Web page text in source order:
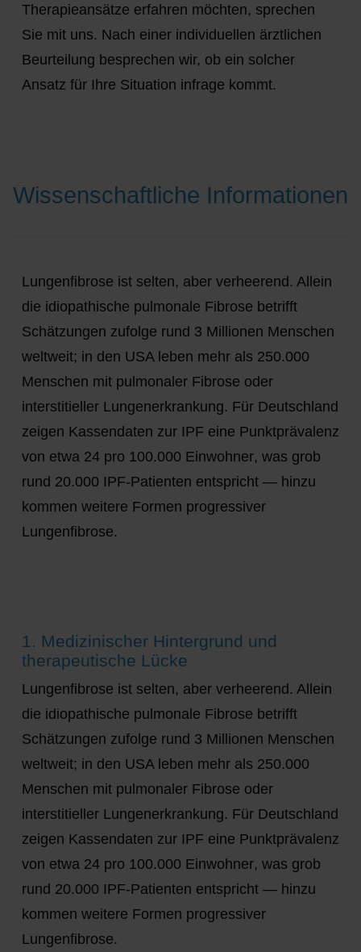
Therapieansätze erfahren möchten, sprechen
Sie mit uns. Nach einer individuellen ärztlichen
Beurteilung besprechen wir, ob ein solcher
Ansatz für Ihre Situation infrage kommt.
Wissenschaftliche Informationen
Lungenfibrose ist selten, aber verheerend. Allein
die idiopathische pulmonale Fibrose betrifft
Schätzungen zufolge rund 3 Millionen Menschen
weltweit; in den USA leben mehr als 250.000
Menschen mit pulmonaler Fibrose oder
interstitieller Lungenerkrankung. Für Deutschland
zeigen Kassendaten zur IPF eine Punktprävalenz
von etwa 24 pro 100.000 Einwohner, was grob
rund 20.000 IPF-Patienten entspricht — hinzu
kommen weitere Formen progressiver
Lungenfibrose.
1. Medizinischer Hintergrund und
therapeutische Lücke
Lungenfibrose ist selten, aber verheerend. Allein
die idiopathische pulmonale Fibrose betrifft
Schätzungen zufolge rund 3 Millionen Menschen
weltweit; in den USA leben mehr als 250.000
Menschen mit pulmonaler Fibrose oder
interstitieller Lungenerkrankung. Für Deutschland
zeigen Kassendaten zur IPF eine Punktprävalenz
von etwa 24 pro 100.000 Einwohner, was grob
rund 20.000 IPF-Patienten entspricht — hinzu
kommen weitere Formen progressiver
Lungenfibrose.